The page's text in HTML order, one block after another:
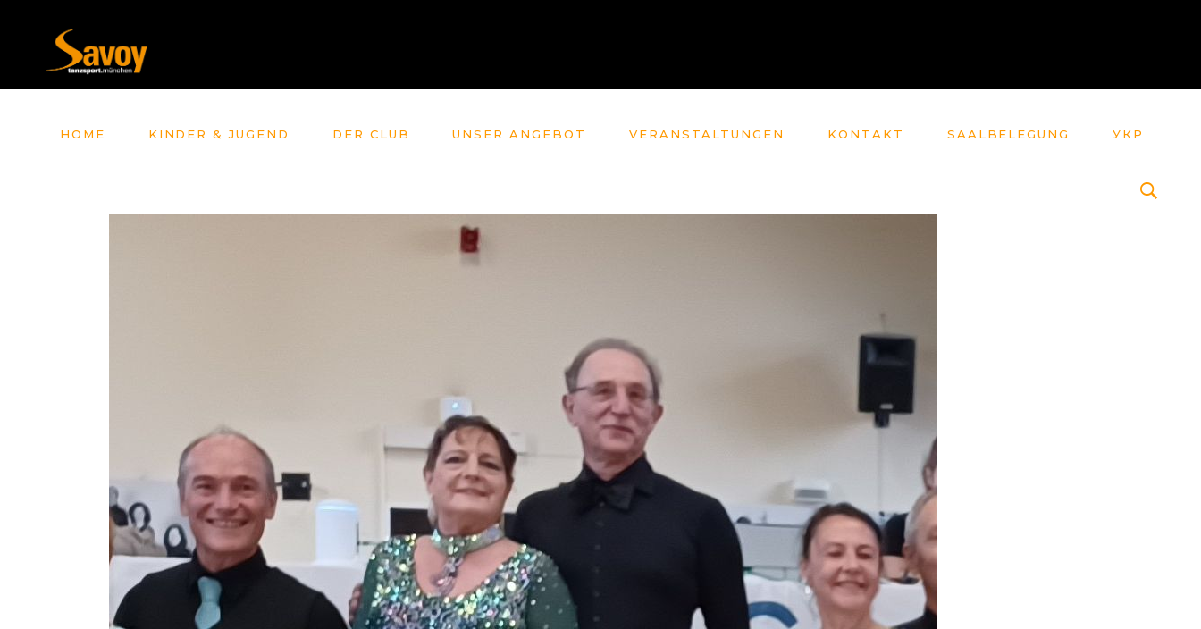
HOME KINDER & JUGEND DER CLUB UNSER ANGEBOT VERANSTALTUNGEN KONTAKT SAALBELEGUNG УКР